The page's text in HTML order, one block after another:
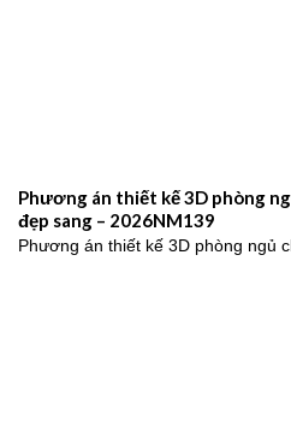
Phương án thiết kế 3D phòng
đẹp sang – 2026NM139
Phương án thiết kế 3D phòng ngủ